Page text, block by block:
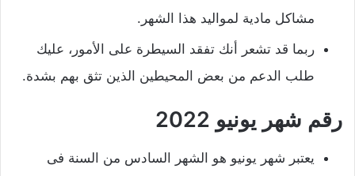
مشاكل مادية لمواليد هذا الشهر.
ربما قد تشعر أنك تفقد السيطرة على الأمور، عليك
طلب الدعم من بعض المحيطين الذين تثق بهم بشدة.
رقم شهر يونيو 2022
يعتبر شهر يونيو هو الشهر السادس من السنة فى